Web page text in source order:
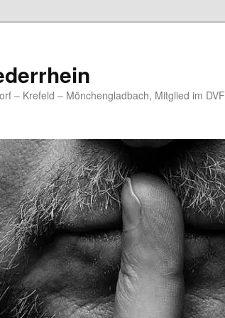
– Krefeld – Mönchengladbach, Mitglied im DVF